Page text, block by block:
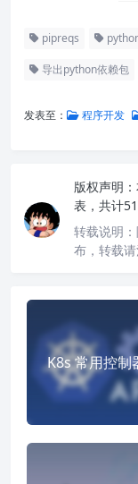
pipreqs
导出python依赖包
发表至： 程序开发
版权声明：
表，共计
转载说明：
布，转载请
K8s 常用控制